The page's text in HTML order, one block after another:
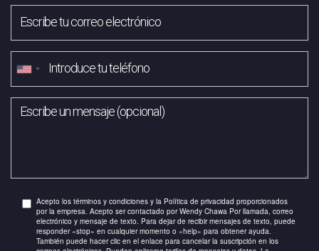
Acepto los términos y condiciones y la Política de privacidad proporcionados
por la empresa. Acepto ser contactado por Wendy Chawa Por llamada, correo
electrónico y mensaje de texto. Para dejar de recibir mensajes de texto, puede
responder «stop» en cualquier momento o «help» para obtener ayuda.
También puede hacer clic en el enlace para cancelar la suscripción en los